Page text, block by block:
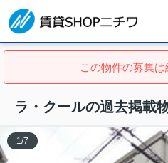
この物件の募集は
ラ・クールの過去掲載
1 /7